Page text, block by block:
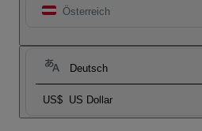
Österreich
Deutsch
US$ US Dollar